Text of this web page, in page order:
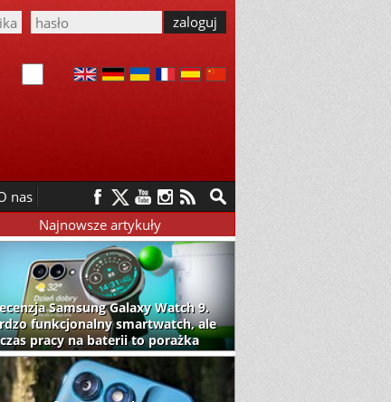
nas
Najnowsze artykuły
Samsung Galaxy Watch 9.
funkcjonalny smartwatch, ale
czas pracy na baterii to porażka